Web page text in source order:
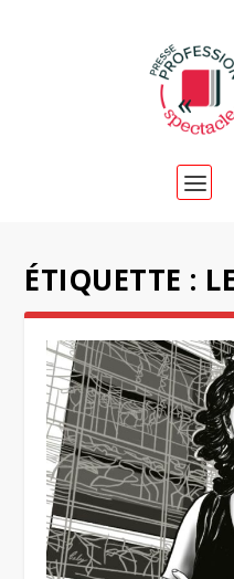
ÉTIQUETTE :